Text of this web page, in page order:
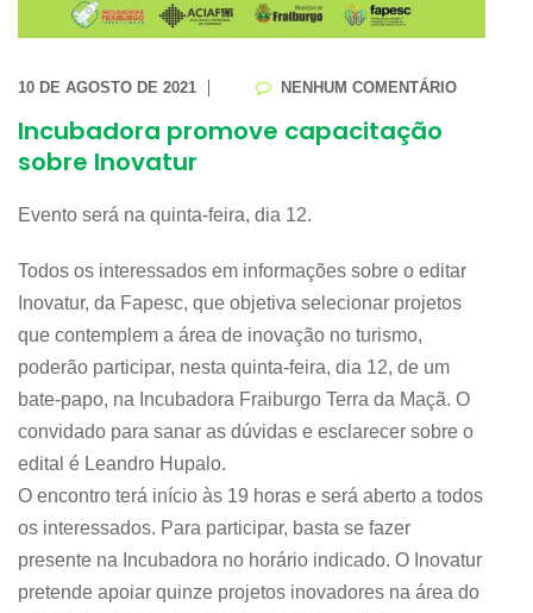
10 DE AGOSTO DE 2021 NENHUM COMENTÁRIO
Incubadora promove capacitação
sobre Inovatur
Evento será na quinta-feira, dia 12.
Todos os interessados em informações sobre o editar
Inovatur, da Fapesc, que objetiva selecionar projetos
que contemplem a área de inovação no turismo,
poderão participar, nesta quinta-feira, dia 12, de um
bate-papo, na Incubadora Fraiburgo Terra da Maçã. O
convidado para sanar as dúvidas e esclarecer sobre o
edital é Leandro Hupalo.
O encontro terá início às 19 horas e será aberto a todos
os interessados. Para participar, basta se fazer
presente na Incubadora no horário indicado. O Inovatur
pretende apoiar quinze projetos inovadores na área do